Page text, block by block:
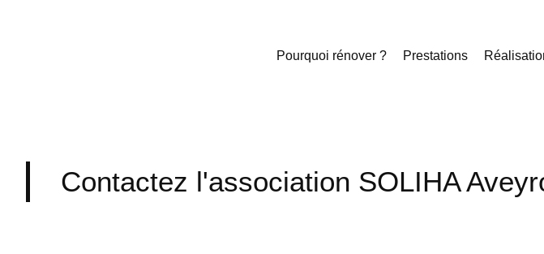
Pourquoi rénover ? Prestations
Contactez l'association SOLIHA